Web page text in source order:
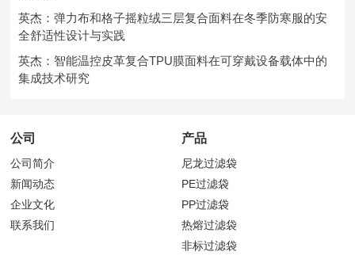
英杰：弹力布和格子摇粒绒三层复合面料在冬季防寒服的安
全舒适性设计与实践
英杰：智能温控皮革复合TPU膜面料在可穿戴设备载体中的
集成技术研究
公司
公司简介
新闻动态
企业文化
联系我们
产品
尼龙过滤袋
PE过滤袋
PP过滤袋
热熔过滤袋
非标过滤袋